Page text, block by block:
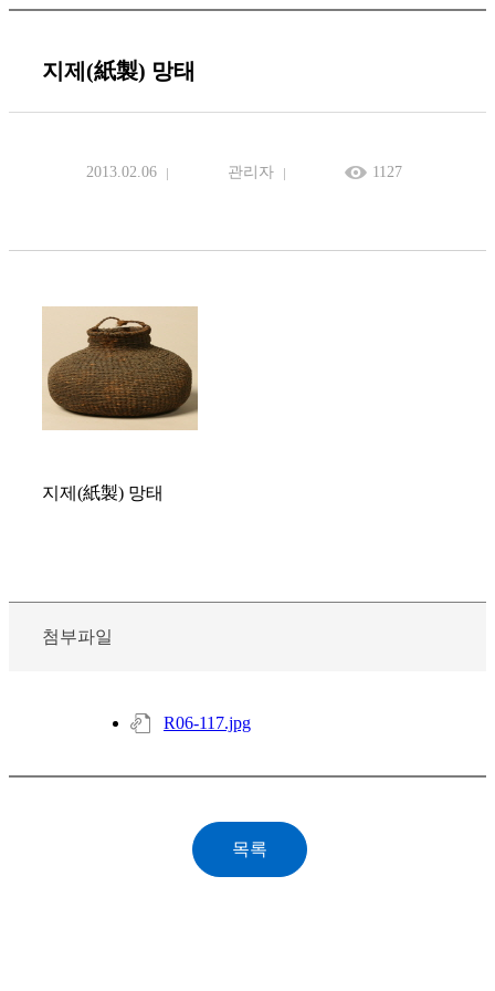
지제(紙製) 망태
2013.02.06 관리자 1127
지제(紙製) 망태
첨부파일
R06-117.jpg